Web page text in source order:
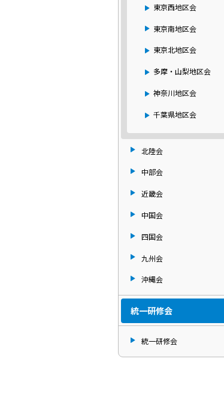
東京西地区会
東京南地区会
東京北地区会
多摩・山梨地区会
神奈川地区会
千葉県地区会
北陸会
中部会
近畿会
中国会
四国会
九州会
沖縄会
統一研修会
統一研修会